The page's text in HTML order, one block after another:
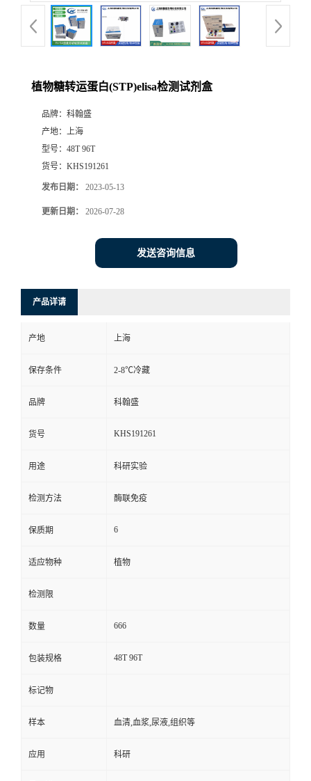
植物糖转运蛋白(STP)elisa检测试剂盒
品牌： 科翰盛
产地： 上海
型号： 48T 96T
货号： KHS191261
发布日期： 2023-05-13
更新日期： 2026-07-28
发送咨询信息
产品详请
产地 上海
保存条件 2-8℃冷藏
品牌 科翰盛
货号 KHS191261
用途 科研实验
检测方法 酶联免疫
保质期 6
适应物种 植物
检测限
数量 666
包装规格 48T 96T
标记物
样本 血清,血浆,尿液,组织等
应用 科研